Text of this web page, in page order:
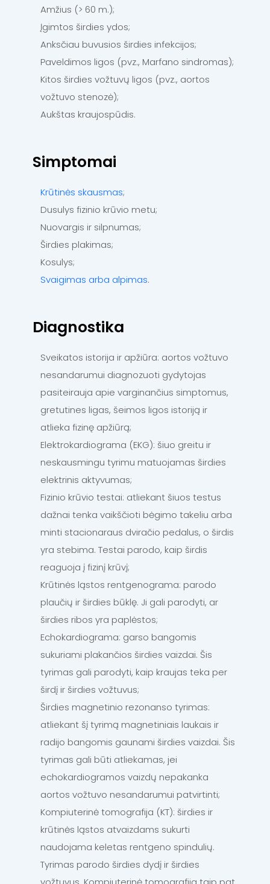
Amžius (> 60 m.);
Įgimtos širdies ydos;
Anksčiau buvusios širdies infekcijos;
Paveldimos ligos (pvz., Marfano sindromas);
Kitos širdies vožtuvų ligos (pvz., aortos
vožtuvo stenozė);
Aukštas kraujospūdis.
Simptomai
Krūtinės skausmas;
Dusulys fizinio krūvio metu;
Nuovargis ir silpnumas;
Širdies plakimas;
Kosulys;
Svaigimas arba alpimas.
Diagnostika
Sveikatos istorija ir apžiūra: aortos vožtuvo
nesandarumui diagnozuoti gydytojas
pasiteirauja apie varginančius simptomus,
gretutines ligas, šeimos ligos istoriją ir
atlieka fizinę apžiūrą;
Elektrokardiograma (EKG): šiuo greitu ir
neskausmingu tyrimu matuojamas širdies
elektrinis aktyvumas;
Fizinio krūvio testai: atliekant šiuos testus
dažnai tenka vaikščioti bėgimo takeliu arba
minti stacionaraus dviračio pedalus, o širdis
yra stebima. Testai parodo, kaip širdis
reaguoja į fizinį krūvį;
Krūtinės ląstos rentgenograma: parodo
plaučių ir širdies būklę. Ji gali parodyti, ar
širdies ribos yra paplėstos;
Echokardiograma: garso bangomis
sukuriami plakančios širdies vaizdai. Šis
tyrimas gali parodyti, kaip kraujas teka per
širdį ir širdies vožtuvus;
Širdies magnetinio rezonanso tyrimas:
atliekant šį tyrimą magnetiniais laukais ir
radijo bangomis gaunami širdies vaizdai. Šis
tyrimas gali būti atliekamas, jei
echokardiogramos vaizdų nepakanka
aortos vožtuvo nesandarumui patvirtinti;
Kompiuterinė tomografija (KT): širdies ir
krūtinės ląstos atvaizdams sukurti
naudojama keletas rentgeno spindulių.
Tyrimas parodo širdies dydį ir širdies